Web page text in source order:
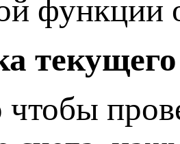
функции
чтобы